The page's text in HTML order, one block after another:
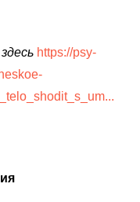
https://psy-